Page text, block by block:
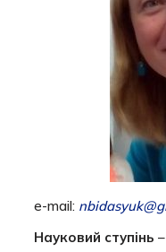
e-mail: nbidasyuk@
Науковий ступінь